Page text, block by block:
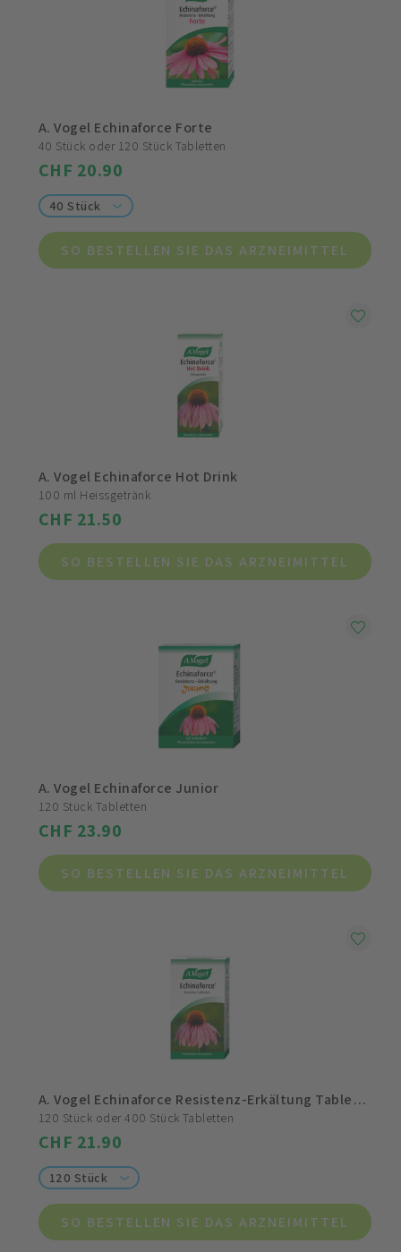
A. Vogel Echinaforce Forte
40 Stück oder 120 Stück Tabletten
CHF 20.90
40 Stück
SO BESTELLEN SIE DAS ARZNEIMITTEL
A. Vogel Echinaforce Hot Drink
100 ml Heissgetränk
CHF 21.50
SO BESTELLEN SIE DAS ARZNEIMITTEL
A. Vogel Echinaforce Junior
120 Stück Tabletten
CHF 23.90
SO BESTELLEN SIE DAS ARZNEIMITTEL
A. Vogel Echinaforce Resistenz-Erkältung Tabletten
120 Stück oder 400 Stück Tabletten
CHF 21.90
120 Stück
SO BESTELLEN SIE DAS ARZNEIMITTEL